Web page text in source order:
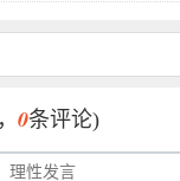
0条评论)